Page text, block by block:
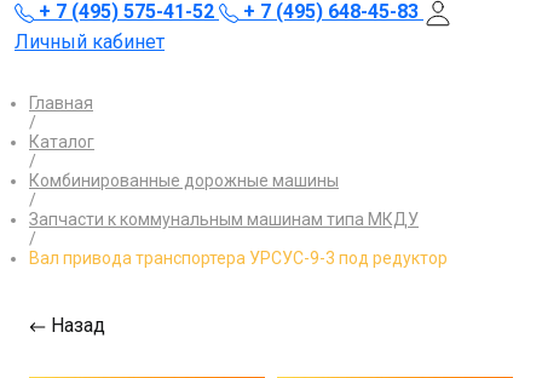
+ 7 (495) 575-41-52
+ 7 (495) 648-45-83
Личный кабинет
Главная
/
Каталог
/
Комбинированные дорожные машины
/
Запчасти к коммунальным машинам типа МКДУ
/
Вал привода транспортера УРСУС-9-3 под редуктор
Назад